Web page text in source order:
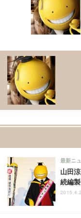
山田
続編
最新ニ